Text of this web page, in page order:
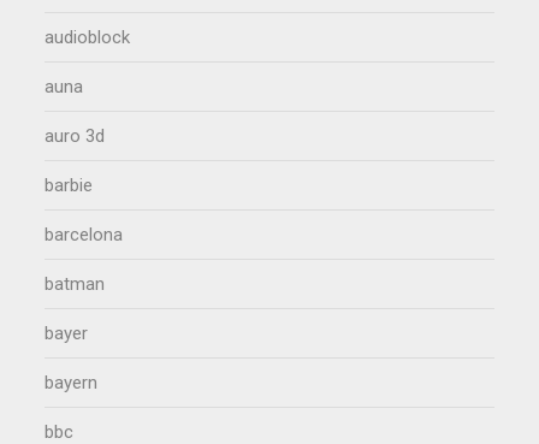
audioblock
auna
auro 3d
barbie
barcelona
batman
bayer
bayern
bbc